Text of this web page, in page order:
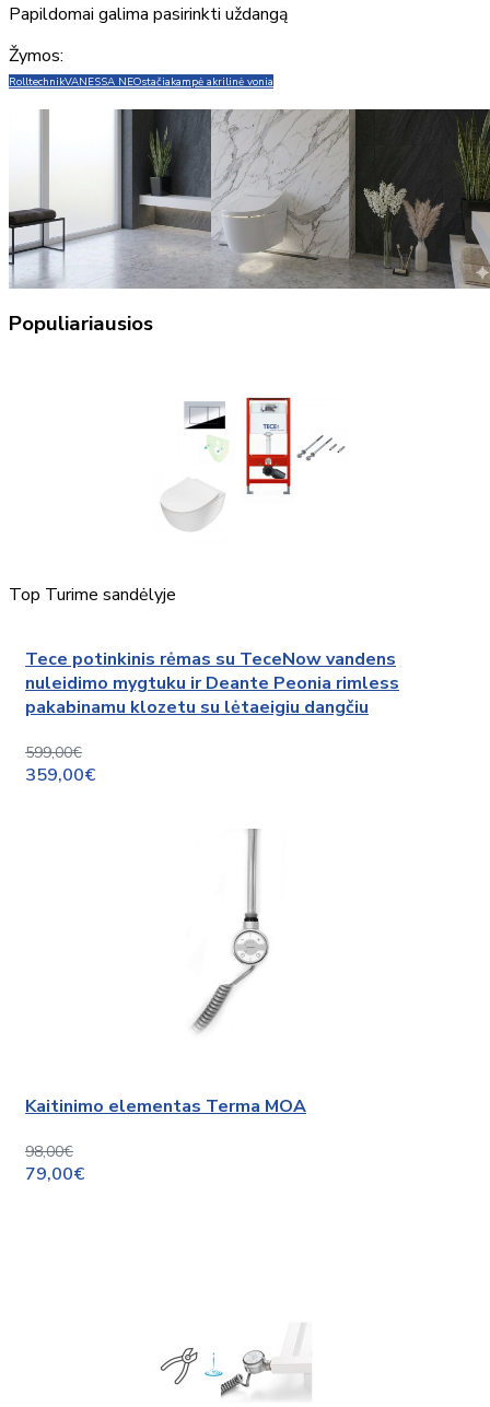
Papildomai galima pasirinkti uždangą
Žymos:
RolltechnikVANESSA NEOstačiakampė akrilinė vonia
Populiariausios
Top Turime sandėlyje
Tece potinkinis rėmas su TeceNow vandens
nuleidimo mygtuku ir Deante Peonia rimless
pakabinamu klozetu su lėtaeigiu dangčiu
599,00€
359,00€
Kaitinimo elementas Terma MOA
98,00€
79,00€